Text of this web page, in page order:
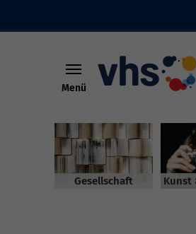
Menü
Gesellschaft Kunst